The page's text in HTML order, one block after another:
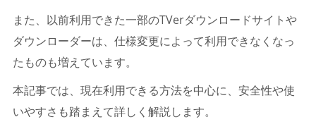
また、以前利用できた一部のTVerダウンロードサイトや
ダウンローダーは、仕様変更によって利用できなくなっ
たものも増えています。
本記事では、現在利用できる方法を中心に、安全性や使
いやすさも踏まえて詳しく解説します。